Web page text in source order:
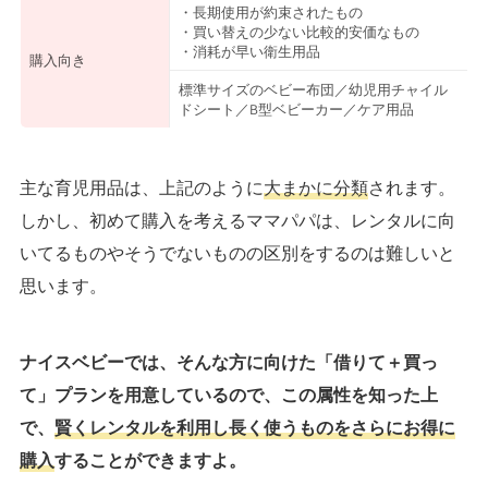
購入向き
・長期使用が約束されたもの
・買い替えの少ない比較的安価なもの
・消耗が早い衛生用品
標準サイズのベビー布団／幼児用チャイル
ドシート／B型ベビーカー／ケア用品
主な育児用品は、上記のように大まかに分類されます。
しかし、初めて購入を考えるママパパは、レンタルに向
いてるものやそうでないものの区別をするのは難しいと
思います。
ナイスベビーでは、そんな方に向けた「借りて＋買っ
て」プランを用意しているので、この属性を知った上
で、 賢くレンタルを利用し長く使うものをさらにお得に
購入することができますよ。